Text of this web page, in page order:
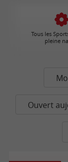
Tous les
pleine
Ouvert